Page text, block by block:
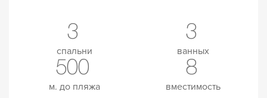
3
спальни
3
ванных
500
м. до пляжа
8
вместимость